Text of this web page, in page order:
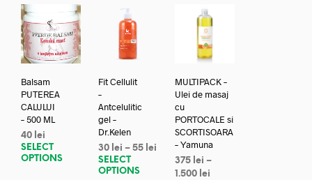
Balsam
PUTEREA
CALULUI
– 500 ML
40 lei
SELECT
OPTIONS
Fit Cellulit
–
Antcelulitic
gel –
Dr.Kelen
30 lei – 55 lei
SELECT
OPTIONS
MULTIPACK –
Ulei de masaj
cu
PORTOCALE si
SCORTISOARA
– Yamuna
375 lei –
1.500 lei